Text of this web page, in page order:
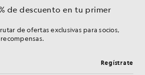
de descuento en tu primer
de ofertas exclusivas para socios,
electrónico Regístrate